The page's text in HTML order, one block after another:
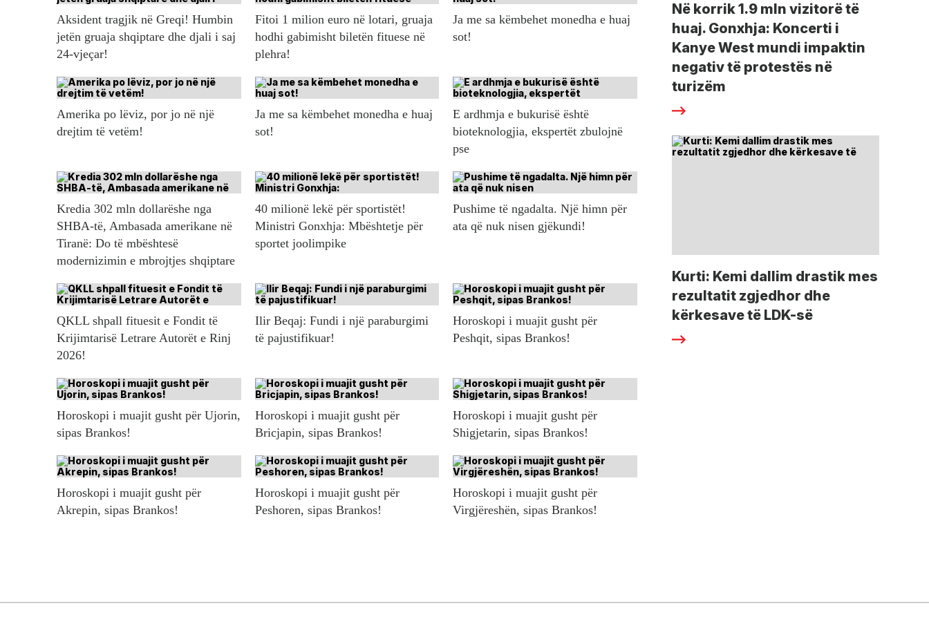
Aksident tragjik në Greqi! Humbin
jetën gruaja shqiptare dhe djali i saj
24-vjeçar!
Fitoi 1 milion euro në lotari, gruaja
hodhi gabimisht biletën fituese në
plehra!
Ja me sa këmbehet monedha e huaj
sot!
Amerika po lëviz, por jo në një
drejtim të vetëm!
Ja me sa këmbehet monedha e huaj
sot!
E ardhmja e bukurisë është
bioteknologjia, ekspertët zbulojnë
pse
Kredia 302 mln dollarëshe nga
SHBA-të, Ambasada amerikane në
Tiranë: Do të mbështesë
modernizimin e mbrojtjes shqiptare
40 milionë lekë për sportistët!
Ministri Gonxhja: Mbështetje për
sportet joolimpike
Pushime të ngadalta. Një himn për
ata që nuk nisen gjëkundi!
QKLL shpall fituesit e Fondit të
Krijimtarisë Letrare Autorët e Rinj
2026!
Ilir Beqaj: Fundi i një paraburgimi
të pajustifikuar!
Horoskopi i muajit gusht për
Peshqit, sipas Brankos!
Horoskopi i muajit gusht për Ujorin,
sipas Brankos!
Horoskopi i muajit gusht për
Bricjapin, sipas Brankos!
Horoskopi i muajit gusht për
Shigjetarin, sipas Brankos!
Horoskopi i muajit gusht për
Akrepin, sipas Brankos!
Horoskopi i muajit gusht për
Peshoren, sipas Brankos!
Horoskopi i muajit gusht për
Virgjëreshën, sipas Brankos!
Në korrik 1.9 mln vizitorë të
huaj. Gonxhja: Koncerti i
Kanye West mundi impaktin
negativ të protestës në
turizëm
Kurti: Kemi dallim drastik mes
rezultatit zgjedhor dhe
kërkesave të LDK-së